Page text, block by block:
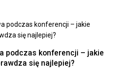
podczas konferencji – jakie
się najlepiej?